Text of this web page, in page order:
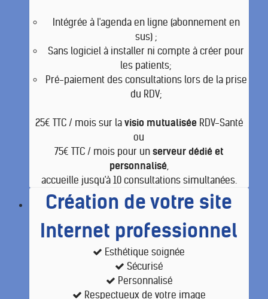
Intégrée à l'agenda en ligne (abonnement en
sus) ;
Sans logiciel à installer ni compte à créer pour
les patients;
Pré-paiement des consultations lors de la prise
du RDV;
25€ TTC / mois sur la visio mutualiséeRDV-Santé
ou
75€ TTC / mois pour unserveur dédié et
personnalisé,
accueille jusqu'à 10 consultations simultanées.
Création de votre site
Internet professionnel
Esthétique soignée
Sécurisé
Personnalisé
Respectueux de votre image